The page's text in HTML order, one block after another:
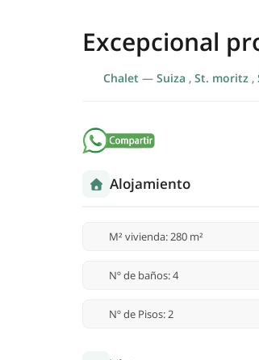
Excepcional
Chalet — Suiza , St. moritz ,
Alojamiento
M² vivienda: 280 m²
Nº de baños: 4
Nº de Pisos: 2